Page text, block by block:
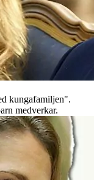
kungafamiljen".
medverkar.